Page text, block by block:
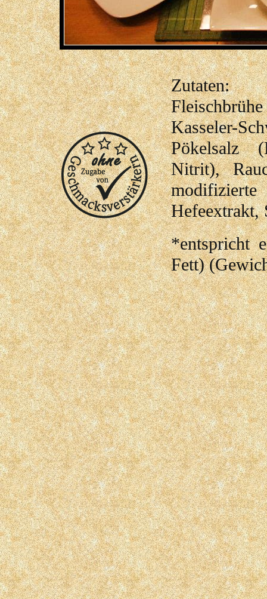
Zutaten:
Kasseler-
Pökelsalz
Nitrit),
Hefeextrakt,
*entspricht
Fett)